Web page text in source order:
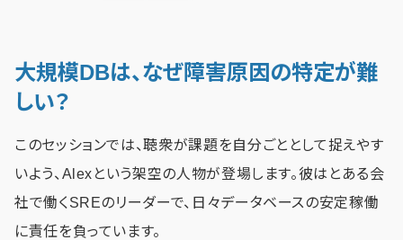
大規模DBは、なぜ障害原因の特定が難
しい？
このセッションでは、聴衆が課題を自分ごととして捉えやす
いよう、Alexという架空の人物が登場します。彼はとある会
社で働くSREのリーダーで、日々データベースの安定稼働
に責任を負っています。